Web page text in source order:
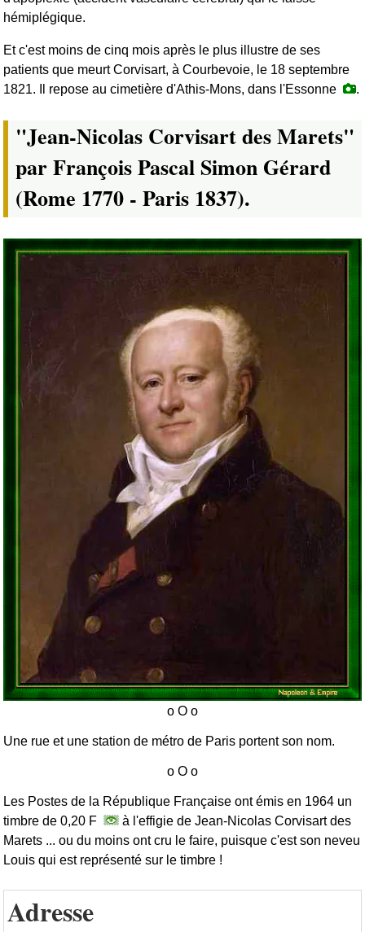
hémiplégique.
Et c'est moins de cinq mois après le plus illustre de ses
patients que meurt Corvisart, à Courbevoie, le 18 septembre
1821. Il repose au cimetière d'Athis-Mons, dans l'Essonne
.
"Jean-Nicolas Corvisart des Marets"
par François Pascal Simon Gérard
(Rome 1770 - Paris 1837).
Une rue et une station de métro de Paris portent son nom.
Les Postes de la République Française ont émis en 1964 un
timbre de 0,20 F
à l'effigie de Jean-Nicolas Corvisart des
Marets ... ou du moins ont cru le faire, puisque c'est son neveu
Louis qui est représenté sur le timbre !
Adresse